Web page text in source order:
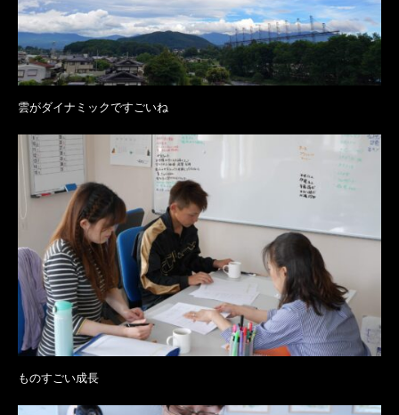
雲がダイナミックですごいね
ものすごい成長